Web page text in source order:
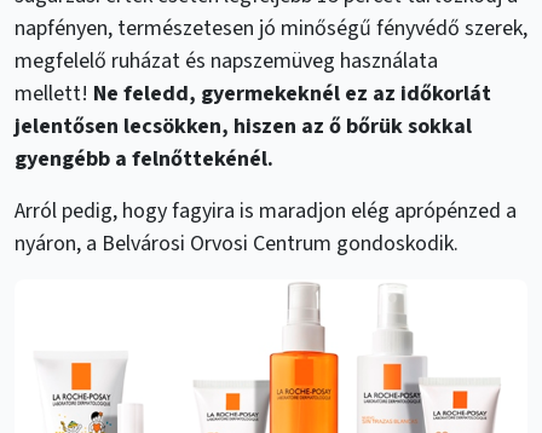
napfényen, természetesen jó minőségű fényvédő szerek,
megfelelő ruházat és napszemüveg használata
mellett! Ne feledd, gyermekeknél ez az időkorlát
jelentősen lecsökken, hiszen az ő bőrük sokkal
gyengébb a felnőttekénél.
Arról pedig, hogy fagyira is maradjon elég aprópénzed a
nyáron, a Belvárosi Orvosi Centrum gondoskodik.